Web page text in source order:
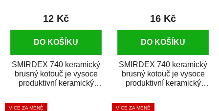
12 Kč
DO KOŠÍKU
SMIRDEX 740 keramický
brusný kotouč je vysoce
produktivní keramický
úběrem...
16 Kč
DO KOŠÍKU
SMIRDEX 740 keramický
brusný kotouč je vysoce
produktivní keramický
úběrem...
VÍCE ZA MÉNĚ VÍCE ZA MÉNĚ